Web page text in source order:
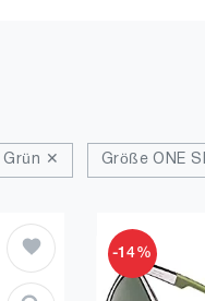
Grün ✕ Größe ONE
-14%